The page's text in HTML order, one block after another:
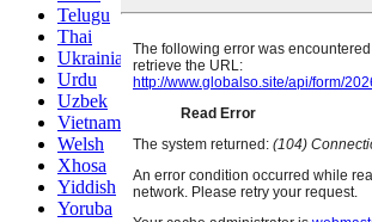
Telugu
Thai
Ukrainian
Urdu
Uzbek
Vietnamese
Welsh
Xhosa
Yiddish
Yoruba